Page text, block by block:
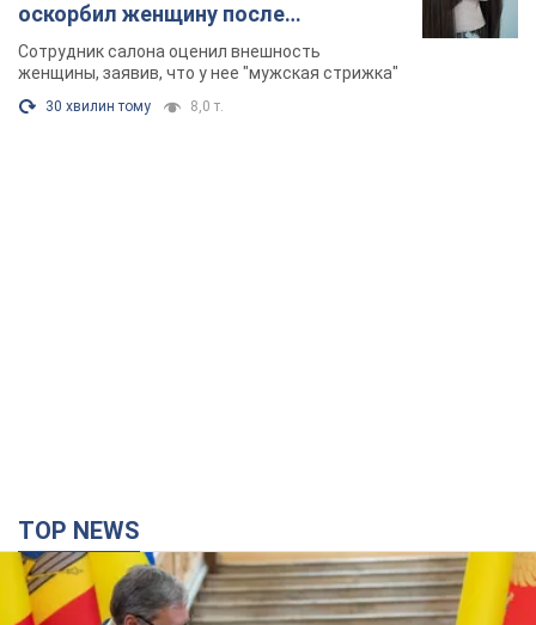
оскорбил женщину после
химиотерапии, разгорелся скандал.
Фото
Сотрудник салона оценил внешность
женщины, заявив, что у нее "мужская стрижка"
30 хвилин тому 8,0 т.
TOP NEWS